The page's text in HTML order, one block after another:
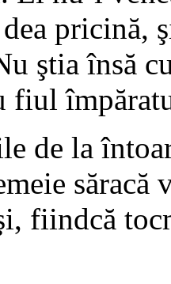
dea pricină,
ştia însă
fiul
de la
săracă
fiindcă